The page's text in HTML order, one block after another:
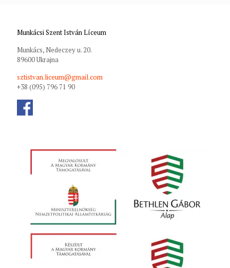
Munkácsi Szent István Líceum
Munkács, Nedeczey u. 20.
89600 Ukrajna
sztistvan.liceum@gmail.com
+38 (095) 796 71 90